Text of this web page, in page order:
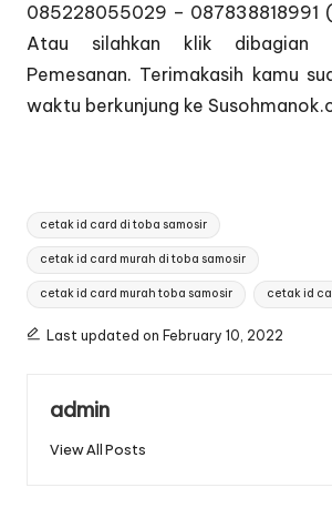
085228055029 – 087838818991
Atau silahkan klik dibagian
Pemesanan. Terimakasih kamu
waktu berkunjung ke
Tags:
cetak id card di toba samosir
cetak id card murah di toba samosir
cetak id card murah toba samosir cetak id
Last updated on February 10, 2022
admin
View All Posts